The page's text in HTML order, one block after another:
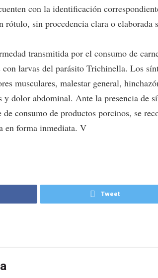
con la identificación
rótulo, sin procedencia clara o elaborada
transmitida por el consumo de
larvas del parásito Trichinella. Los
musculares, malestar general,
y dolor abdominal. Ante la presencia de
consumo de productos porcinos, se
en forma inmediata. V
Tweet